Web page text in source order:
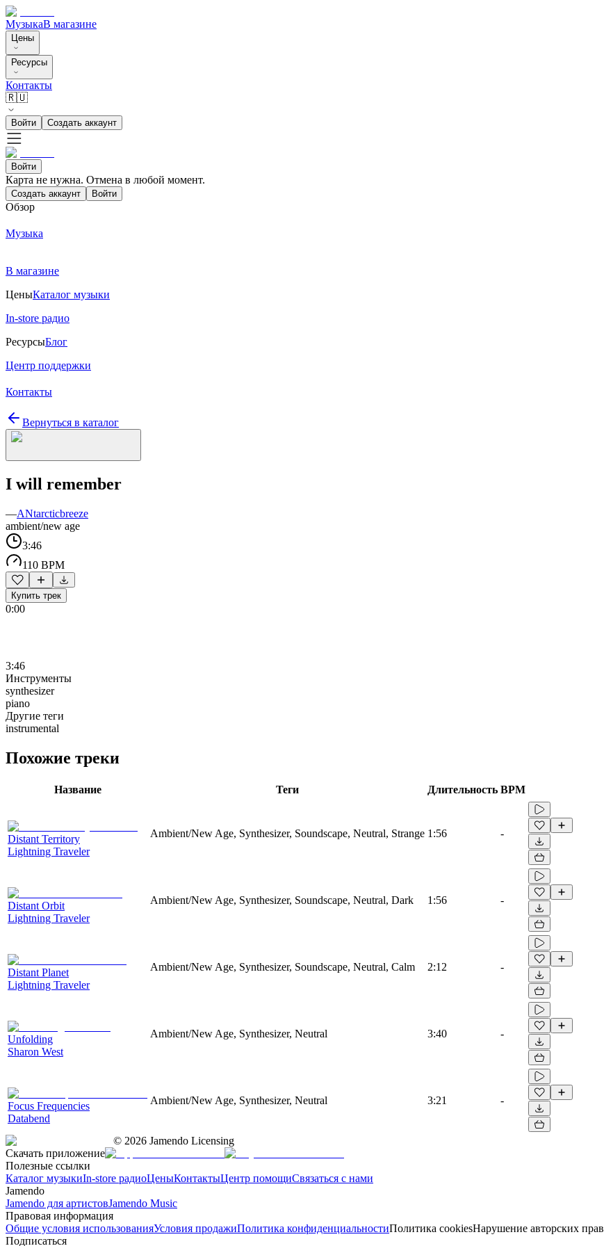
МузыкаВ магазине
Цены
Ресурсы
Контакты
🇷🇺
Войти Создать аккаунт
Войти
Карта не нужна. Отмена в любой момент.
Создать аккаунт Войти
Обзор
Музыка
В магазине
ЦеныКаталог музыки
In-store радио
РесурсыБлог
Центр поддержки
Контакты
Вернуться в каталог
I will remember
—ANtarcticbreeze
ambient/new age
3:46
110 BPM
Купить трек
0:00
3:46
Инструменты
synthesizer
piano
Другие теги
instrumental
Похожие треки
Название Теги Длительность BPM
Distant Territory
Lightning Traveler
Ambient/New Age, Synthesizer, Soundscape, Neutral, Strange 1:56 -
Distant Orbit
Lightning Traveler
Ambient/New Age, Synthesizer, Soundscape, Neutral, Dark 1:56 -
Distant Planet
Lightning Traveler
Ambient/New Age, Synthesizer, Soundscape, Neutral, Calm 2:12 -
Unfolding
Sharon West
Ambient/New Age, Synthesizer, Neutral 3:40 -
Focus Frequencies
Databend
Ambient/New Age, Synthesizer, Neutral 3:21 -
© 2026 Jamendo Licensing
Скачать приложение
Полезные ссылки
Каталог музыкиIn-store радиоЦеныКонтактыЦентр помощиСвязаться с нами
Jamendo
Jamendo для артистовJamendo Music
Правовая информация
Общие условия использованияУсловия продажиПолитика конфиденциальностиПолитика cookiesНарушение авторских прав
Подписаться